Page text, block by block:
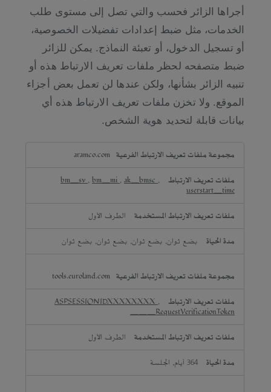
أجراها الزائر فحسب والتي تصل إلى مستوى طلب
الخدمات، مثل ضبط إعدادات تفضيلات الخصوصية،
أو تسجيل الدخول، أو تعبئة النماذج. يمكن للزائر
ضبط متصفحه لحظر ملفات تعريف الارتباط هذه أو
تنبيه الزائر بشأنها، ولكن عندها لن تعمل بعض أجزاء
الموقع. ولا تخزن ملفات تعريف الارتباط هذه أي
بيانات قابلة لتحديد هوية الشخص.
تعريف
الضرورية
للغاية
aramco.com
bm_sv , bm_mi , ak_bmsc ,
userstart_time
الطرف الأول
بضع ثوان, بضع ثوان, بضع ثوان, بضع ثوان
tools.euroland.com
ASPSESSIONIDXXXXXXXX ,
__RequestVerificationToken_
الطرف الأول
364 أيام, الجلسة